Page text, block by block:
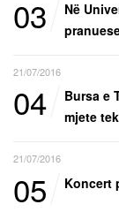
03
Në
21/07/2016
04
Bursa e
mjete
21/07/2016
05 Koncert